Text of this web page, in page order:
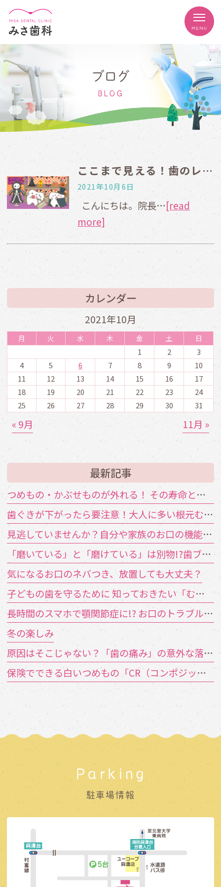
ブログ
BLOG
ここまで見える！歯のレントゲン撮影
2021年10月6日
こんにちは。院長…[read
more]
カレンダー
2021年10月
月 火 水 木 金 土 日
1 2
3
4
5 6 7 8 9
10
11
12 13 14 15 16
17
18
19 20 21 22 23
24
25
26 27 28 29 30 31
« 9月 11月 »
最新記事
つめもの・かぶせものが外れる！ その寿命と原因は？
歯ぐきが下がったら要注意！大人に多い根元むし歯
見逃していませんか？自分や家族のお口の機能低下のサイン
「磨いている」と「磨けている」は別物!?歯ブラシが届かない汚れの対策
気になるお口のネバつき、放置しても大丈夫？
子どもの歯を守るために 知っておきたい「むし歯の4要素」
長時間のスマホで顎関節症に!? お口のトラブルを招く「TCH（歯列接触癖）」とは
冬の楽しみ
原因はそこじゃない？「歯の痛み」の意外な落とし穴
保険でできる白いつめもの「CR（コンポジットレジン）」とは？
Parking
駐車場情報